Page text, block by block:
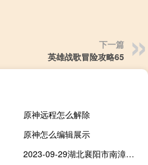
下一篇
英雄战歌冒险攻略65
原神远程怎么解除
原神怎么编辑展示
2023-09-29湖北襄阳市南漳县(鹿茸菇)的报价是多少